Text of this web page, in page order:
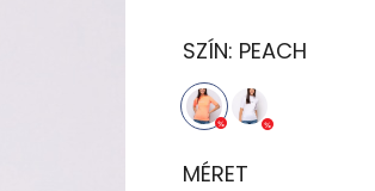
SZÍN: PEACH
MÉRET